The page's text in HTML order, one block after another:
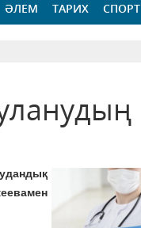
ӘЛЕМ ТАРИХ СПОРТ